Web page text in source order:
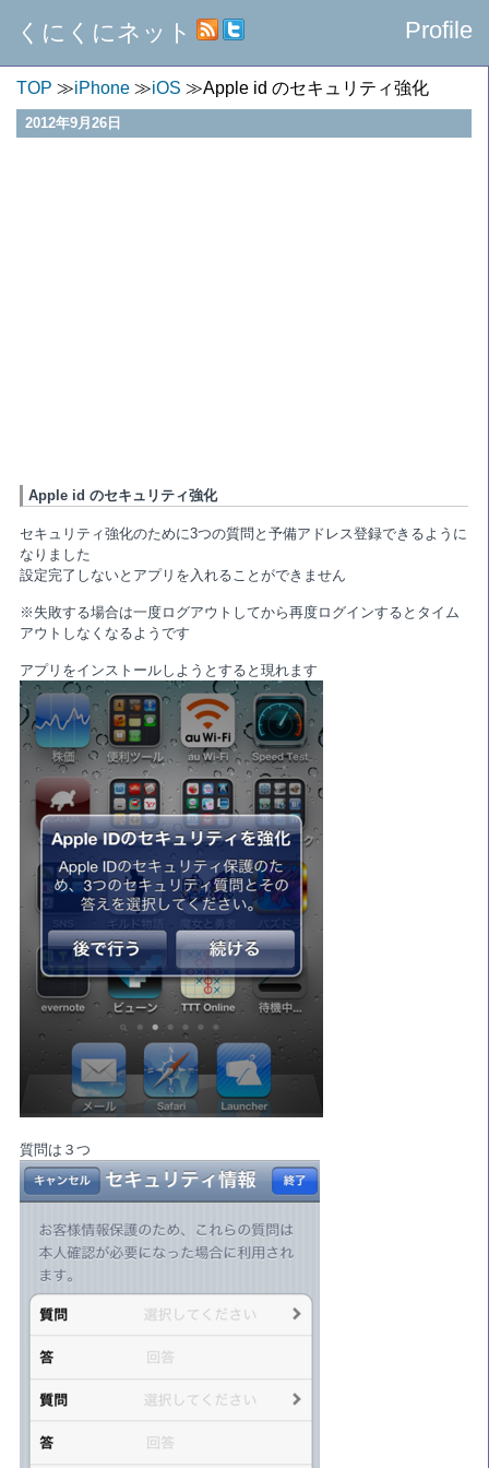
くにくにネット Profile
TOP iPhone iOS Apple id のセキュリティ強化
2012年9月26日
Apple id のセキュリティ強化
セキュリティ強化のために3つの質問と予備アドレス登録できるように
なりました
設定完了しないとアプリを入れることができません
※失敗する場合は一度ログアウトしてから再度ログインするとタイム
アウトしなくなるようです
アプリをインストールしようとすると現れます
質問は３つ